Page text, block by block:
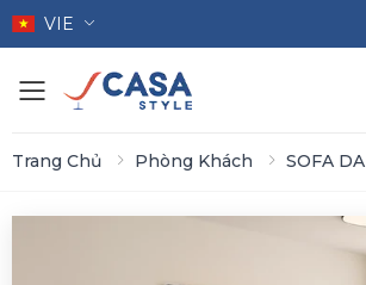
VIE
Toggle mobile menu
Trang Chủ Phòng Khách SOFA DA